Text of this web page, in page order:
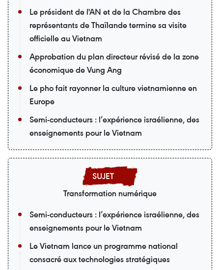
Le président de l'AN et de la Chambre des
représentants de Thaïlande termine sa visite
officielle au Vietnam
Approbation du plan directeur révisé de la zone
économique de Vung Ang
Le pho fait rayonner la culture vietnamienne en
Europe
Semi-conducteurs : l’expérience israélienne, des
enseignements pour le Vietnam
Transformation numérique
Semi-conducteurs : l’expérience israélienne, des
enseignements pour le Vietnam
Le Vietnam lance un programme national
consacré aux technologies stratégiques